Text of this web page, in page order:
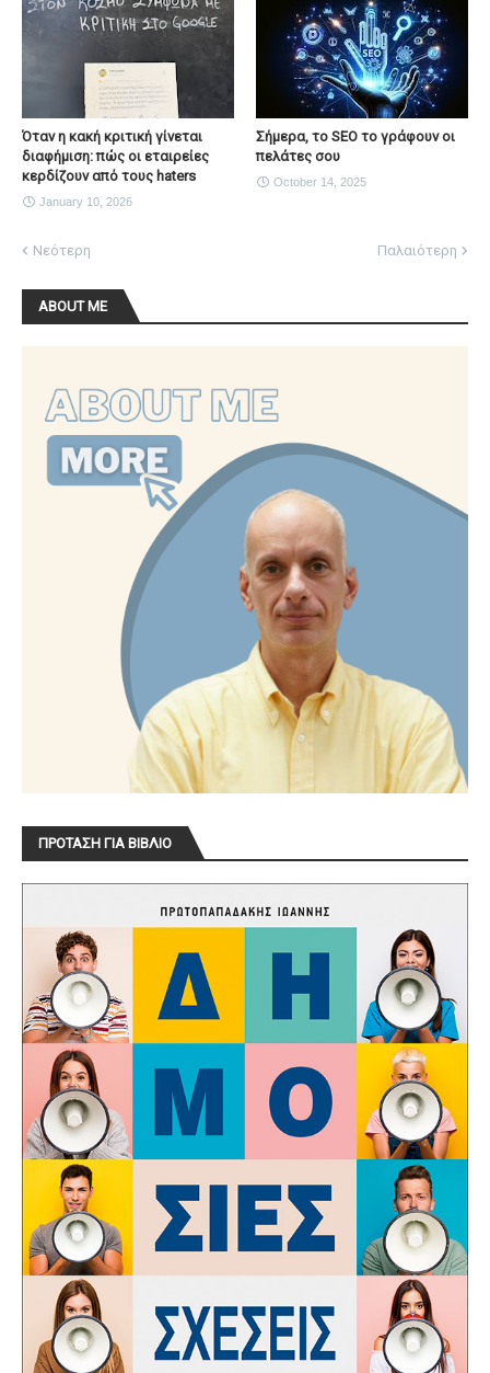
Όταν η κακή κριτική γίνεται
διαφήμιση: πώς οι εταιρείες
κερδίζουν από τους haters
January 10, 2026
Σήμερα, το SEO το γράφουν οι
πελάτες σου
October 14, 2025
Νεότερη Παλαιότερη
ABOUT ME
ΠΡΟΤΑΣΗ ΓΙΑ ΒΙΒΛΙΟ